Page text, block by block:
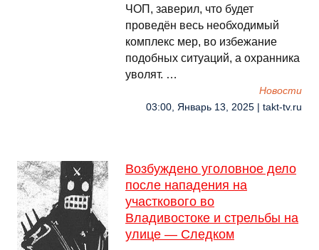
ЧОП, заверил, что будет
проведён весь необходимый
комплекс мер, во избежание
подобных ситуаций, а охранника
уволят. …
Новости
03:00, Январь 13, 2025 | takt-tv.ru
Возбуждено уголовное дело
после нападения на
участкового во
Владивостоке и стрельбы на
улице — Следком